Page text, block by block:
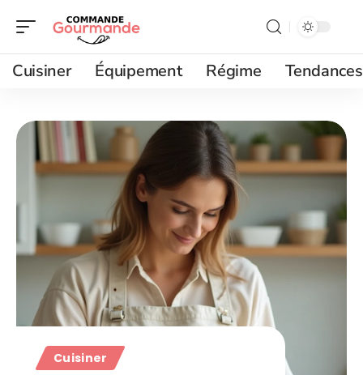
Cuisiner Équipement Régime Tendances
Cuisiner